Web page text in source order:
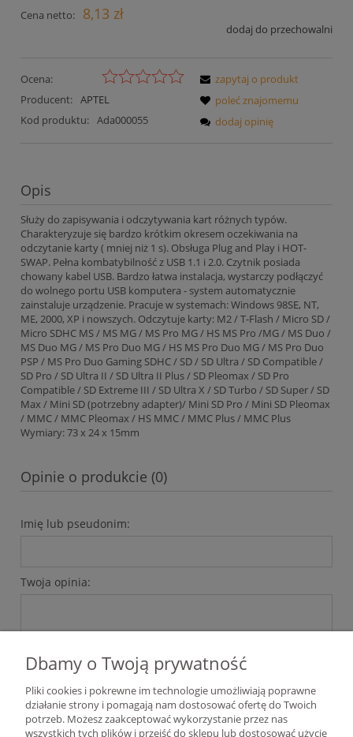
Cena netto: 8,13 zł
dodaj do przechowalni
Ocena:
Producent: APTEL
Kod produktu: Ada000055
zapytaj o produkt
poleć znajomemu
dodaj opinię
Opis
Służy do zapisywania i odczytywania kart różnych typów.
Charakteryzuje się bardzo krótkim okresem oczekiwania na
odczytanie karty ( mniej niż 1 s). Obsługa Plug and Play i HOT-
SWAP. Pełna kombatybilność z USB 1.1 i 2.0. Czytnik posiada
chowany kabel USB. Bardzo łatwa instalacja, wystarczy podłączyć
do wolnego portu USB komputera - system automatycznie
zainstaluje urządzenie. Pracuje w systemach: Windows 98SE, NT,
ME, 2000, XP i nowszych. Odczytuje karty: M2 / T-Flash / Micro SD /
Micro SDHC MS / MS MG / MS Pro MG / HS MS Pro /MG / MS Duo /
MS Duo MG / MS Pro Duo MG / HS MS Pro Duo MG / MS Pro Duo
PSP / MS Pro Duo Gaming SDHC / SD / SD Ultra / SD Compatible /
SD Pro / SD Ultra II / SD Ultra II Plus / SD Pleomax / SD Pro
Compatible / SD Extreme III / SD Ultra X / SD Turbo / SD Super / SD
Max / Mini SD (potrzebny adapter)/ Mini SD Pro / Mini SD Pleomax
/ MMC / MMC Pleomax / HS MMC / MMC Plus / MMC Plus
Wymiary: 73 x 24 x 15mm
Opinie o produkcie (0)
Imię lub pseudonim:
Twoja opinia:
wyślij
Dbamy o Twoją prywatność
Pliki cookies i pokrewne im technologie umożliwiają poprawne
działanie strony i pomagają nam dostosować ofertę do Twoich
potrzeb. Możesz zaakceptować wykorzystanie przez nas
wszystkich tych plików i przejść do sklepu lub dostosować użycie